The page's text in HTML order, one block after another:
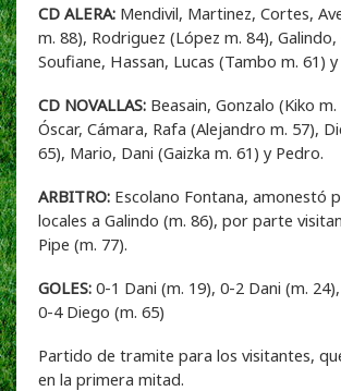
CD ALERA: Mendivil, Martinez, Cortes,
m. 88), Rodriguez (López m. 84), Galindo,
Soufiane, Hassan, Lucas (Tambo m. 61)
CD NOVALLAS: Beasain, Gonzalo (Kiko
Óscar, Cámara, Rafa (Alejandro m. 57),
65), Mario, Dani (Gaizka m. 61) y Pedro.
ARBITRO: Escolano Fontana, amonestó
locales a Galindo (m. 86), por parte
Pipe (m. 77).
GOLES: 0-1 Dani (m. 19), 0-2 Dani (m.
0-4 Diego (m. 65)
Partido de tramite para los visitantes,
en la primera mitad.